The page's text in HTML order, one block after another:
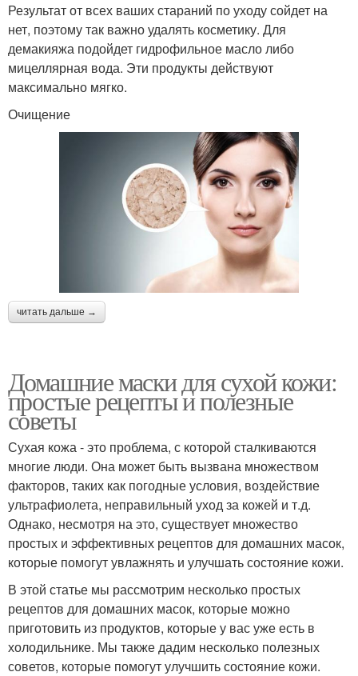
Результат от всех ваших стараний по уходу сойдет на
нет, поэтому так важно удалять косметику. Для
демакияжа подойдет гидрофильное масло либо
мицеллярная вода. Эти продукты действуют
максимально мягко.
Очищение
читать дальше →
Домашние маски для сухой кожи:
простые рецепты и полезные
советы
Сухая кожа - это проблема, с которой сталкиваются
многие люди. Она может быть вызвана множеством
факторов, таких как погодные условия, воздействие
ультрафиолета, неправильный уход за кожей и т.д.
Однако, несмотря на это, существует множество
простых и эффективных рецептов для домашних масок,
которые помогут увлажнять и улучшать состояние кожи.
В этой статье мы рассмотрим несколько простых
рецептов для домашних масок, которые можно
приготовить из продуктов, которые у вас уже есть в
холодильнике. Мы также дадим несколько полезных
советов, которые помогут улучшить состояние кожи.